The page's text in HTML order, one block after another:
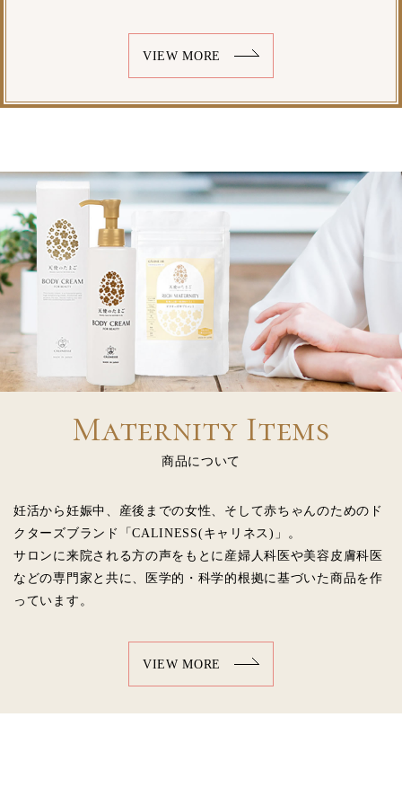
VIEW MORE
Maternity Items
商品について
妊活から妊娠中、産後までの女性、そして赤ちゃんのためのド
クターズブランド「CALINESS(キャリネス)」。
サロンに来院される方の声をもとに産婦人科医や美容皮膚科医
などの専門家と共に、医学的・科学的根拠に基づいた商品を作
っています。
VIEW MORE